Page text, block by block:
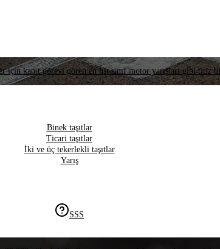
için kanıt görevi gören en üst sınıf motor yarışları gibi titiz
Binek taşıtlar
Ticari taşıtlar
İki ve üç tekerlekli taşıtlar
Yarış
SSS